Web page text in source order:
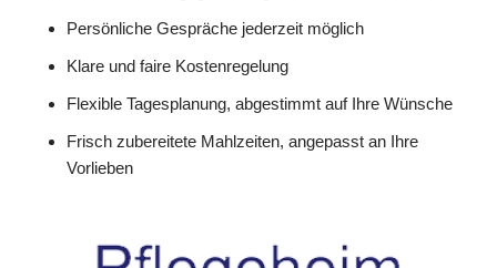
Persönliche Gespräche jederzeit möglich
Klare und faire Kostenregelung
Flexible Tagesplanung, abgestimmt auf Ihre Wünsche
Frisch zubereitete Mahlzeiten, angepasst an Ihre
Vorlieben